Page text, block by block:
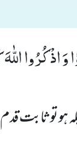
اذْكُرُوا
ثابت قدم